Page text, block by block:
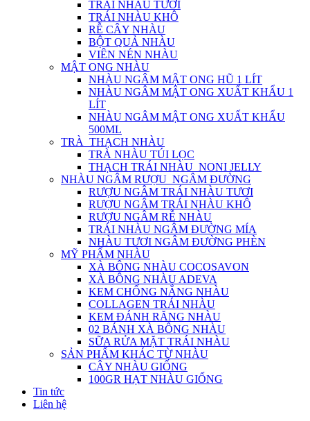
TRÁI NHÀU TƯƠI
TRÁI NHÀU KHÔ
RỄ CÂY NHÀU
BỘT QUẢ NHÀU
VIÊN NÉN NHÀU
MẬT ONG NHÀU
NHÀU NGÂM MẬT ONG HŨ 1 LÍT
NHÀU NGÂM MẬT ONG XUẤT KHẨU 1
LÍT
NHÀU NGÂM MẬT ONG XUẤT KHẨU
500ML
TRÀ_THẠCH NHÀU
TRÀ NHÀU TÚI LỌC
THẠCH TRÁI NHÀU_NONI JELLY
NHÀU NGÂM RƯỢU_NGÂM ĐƯỜNG
RƯỢU NGÂM TRÁI NHÀU TƯƠI
RƯỢU NGÂM TRÁI NHÀU KHÔ
RƯỢU NGÂM RỄ NHÀU
TRÁI NHÀU NGÂM ĐƯỜNG MÍA
NHÀU TƯƠI NGÂM ĐƯỜNG PHÈN
MỸ PHẨM NHÀU
XÀ BÔNG NHÀU COCOSAVON
XÀ BÔNG NHÀU ADEVA
KEM CHỐNG NẮNG NHÀU
COLLAGEN TRÁI NHÀU
KEM ĐÁNH RĂNG NHÀU
02 BÁNH XÀ BÔNG NHÀU
SỮA RỬA MẶT TRÁI NHÀU
SẢN PHẨM KHÁC TỪ NHÀU
CÂY NHÀU GIỐNG
100GR HẠT NHÀU GIỐNG
Tin tức
Liên hệ